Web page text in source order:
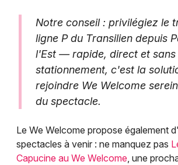
Notre conseil : privilégiez le
ligne P du Transilien depuis
l'Est — rapide, direct et
stationnement, c'est la
rejoindre We Welcome
du spectacle.
Le We Welcome propose également
spectacles à venir : ne manquez pas
Capucine au We Welcome, une